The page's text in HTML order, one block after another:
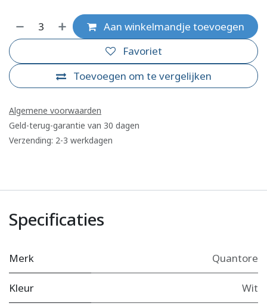
Aan winkelmandje toevoegen
Toevoegen om te vergelijken
Favoriet
Algemene voorwaarden
Geld-terug-garantie van 30 dagen
Verzending: 2-3 werkdagen
Specificaties
Merk Quantore
Kleur Wit